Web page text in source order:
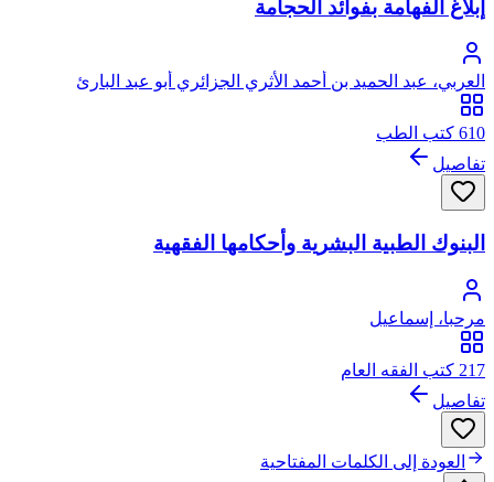
إبلاغ الفهامة بفوائد الحجامة
العربي، عبد الحميد بن أحمد الأثري الجزائري أبو عبد البارئ
610 كتب الطب
تفاصيل
البنوك الطبية البشرية وأحكامها الفقهية
مرحبا، إسماعيل
217 كتب الفقه العام
تفاصيل
العودة إلى الكلمات المفتاحية